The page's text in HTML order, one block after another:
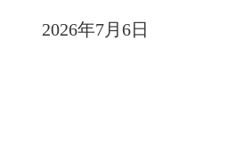
2026年7月6日